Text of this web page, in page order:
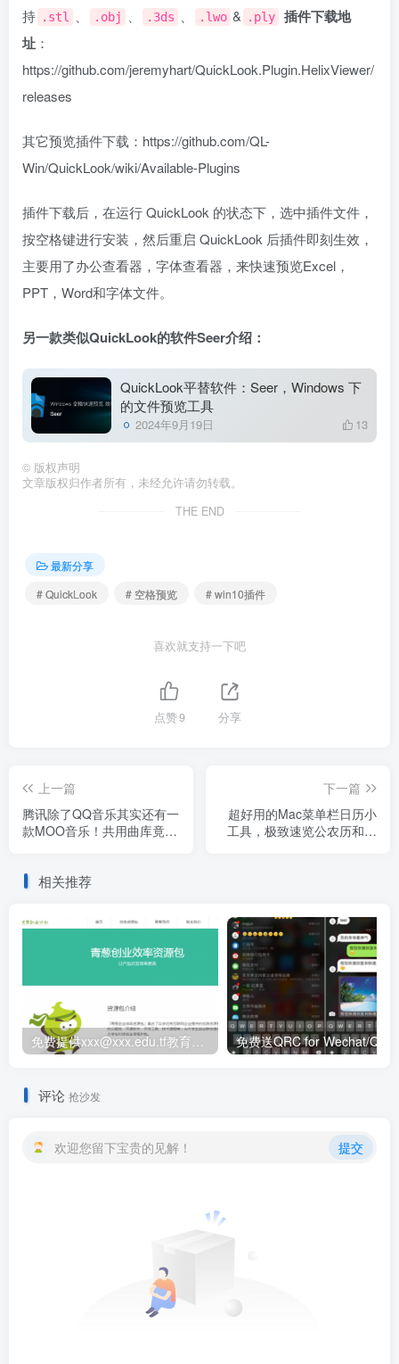
持 .stl .obj .3ds .lwo & .ply
插件下载地
址 ：
https://github.com/jeremyhart/QuickLook.Plugin.HelixViewer/
releases
其它预览插件下载：https://github.com/QL-
Win/QuickLook/wiki/Available-Plugins
插件下载后，在运行 QuickLook 的状态下，选中插件文件，
按空格键进行安装，然后重启 QuickLook 后插件即刻生效，
主要用了办公查看器，字体查看器，来快速预览Excel，
PPT，Word和字体文件。
另一款类似QuickLook的软件Seer介绍：
QuickLook平替软件：Seer，Windows 下
的文件预览工具
2024年9月19日 13
© 版权声明
文章版权归作者所有，未经允许请勿转载。
THE END
最新分享
# QuickLook
# 空格预览 # win10插件
喜欢就支持一下吧
点赞9 分享
上一篇
腾讯除了QQ音乐其实还有一
款MOO音乐！共用曲库竟然
下一篇
超好用的Mac菜单栏日历小
工具，极致速览公农历和节
相关推荐
免费提供xxx@xxx.edu.tf教育网邮箱账号
评论 抢沙发
欢迎您留下宝贵的见解！ 提交